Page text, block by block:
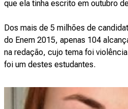
que ela tinha escrito em outubro
Dos mais de 5 milhões de
do Enem 2015, apenas 104
na redação, cujo tema foi
foi um destes estudantes.